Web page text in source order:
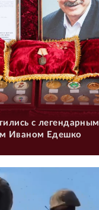
с легендарным
Иваном Едешко